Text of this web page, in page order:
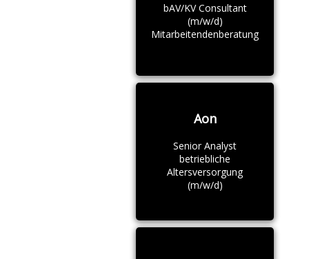
bAV/KV Consultant
(m/w/d)
Mitarbeitendenberatung
Aon
Senior Analyst
betriebliche
Altersversorgung
(m/w/d)